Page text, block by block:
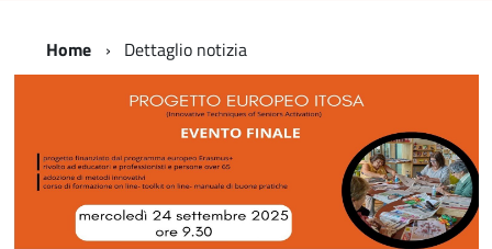
Home Dettaglio notizia